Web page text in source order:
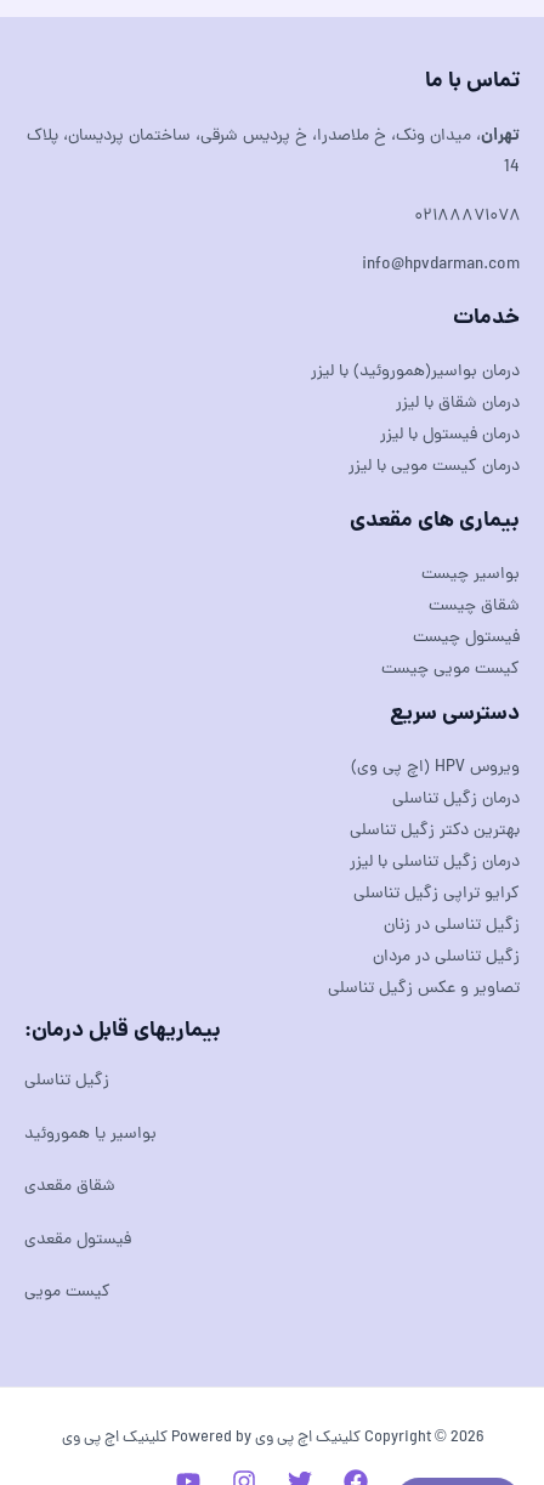
تماس با ما
تهران، میدان ونک، خ ملاصدرا، خ پردیس شرقی، ساختمان پردیسان، پلاک
14
۰۲۱۸۸۸۷۱۰۷۸
info@hpvdarman.com
خدمات
درمان بواسیر(هموروئید) با لیزر
درمان شقاق با لیزر
درمان فیستول با لیزر
درمان کیست مویی با لیزر
بیماری های مقعدی
بواسیر چیست
شقاق چیست
فیستول چیست
کیست مویی چیست
دسترسی سریع
ویروس HPV (اچ پی وی)
درمان زگیل تناسلی
بهترین دکتر زگیل تناسلی
درمان زگیل تناسلی با لیزر
کرایو تراپی زگیل تناسلی
زگیل تناسلی در زنان
زگیل تناسلی در مردان
تصاویر و عکس زگیل تناسلی
بیماریهای قابل درمان:
زگیل تناسلی
بواسیر یا هموروئید
شقاق مقعدی
فیستول مقعدی
کیست مویی
Copyright © 2026 کلینیک اچ پی وی Powered by کلینیک اچ پی وی